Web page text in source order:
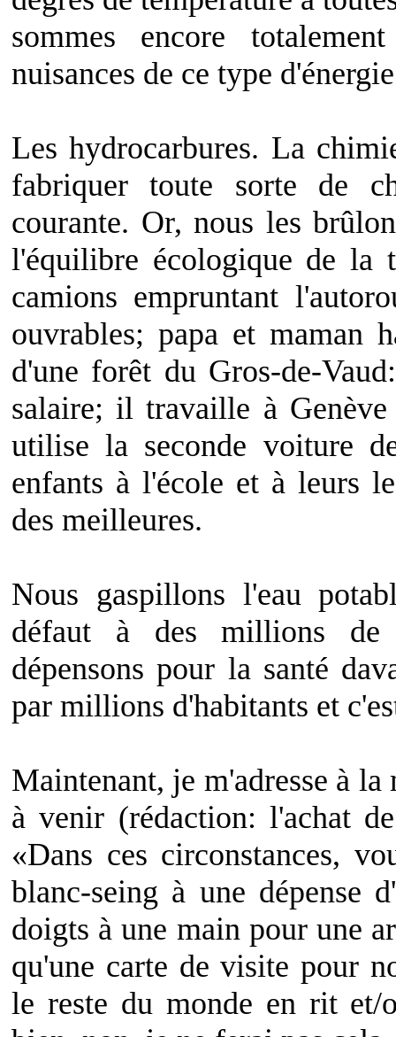
sommes encore
nuisances de ce type
Les hydrocarbures. La
fabriquer toute sorte de
courante. Or, nous les
l'équilibre écologique de la
camions empruntant
ouvrables; papa et maman
d'une forêt du Gros-de-
salaire; il travaille à
utilise la seconde voiture
enfants à l'école et à leurs
des meilleures.
Nous gaspillons l'eau
défaut à des millions de
dépensons pour la santé
par millions d'habitants et
Maintenant, je m'adresse à
à venir (rédaction: l'achat
«Dans ces circonstances,
blanc-seing à une dépense
doigts à une main pour une
qu'une carte de visite pour
le reste du monde en rit et/